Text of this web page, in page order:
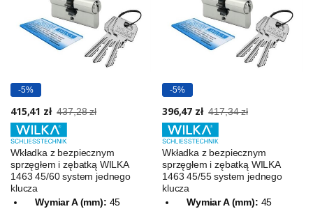
-5%
415,41 zł 437,28 zł
Wkładka z bezpiecznym
sprzęgłem i zębatką WILKA
1463 45/60 system jednego
klucza
Wymiar A (mm): 45
-5%
396,47 zł 417,34 zł
Wkładka z bezpiecznym
sprzęgłem i zębatką WILKA
1463 45/55 system jednego
klucza
Wymiar A (mm): 45